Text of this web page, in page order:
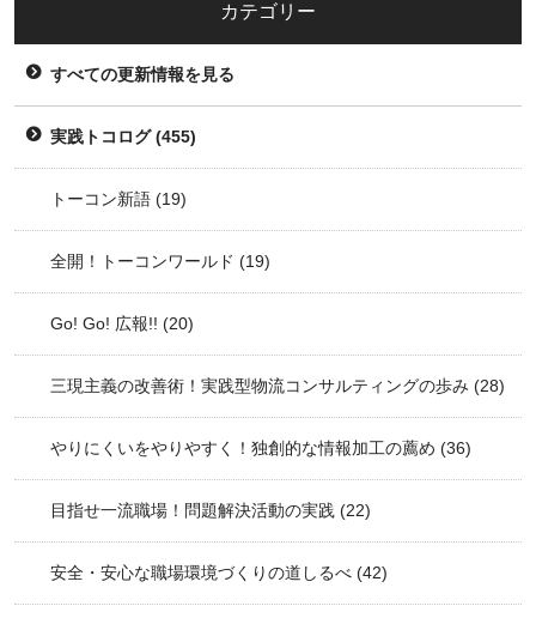
カテゴリー
すべての更新情報を見る
実践トコログ(455)
トーコン新語 (19)
全開！トーコンワールド (19)
Go! Go! 広報!! (20)
三現主義の改善術！実践型物流コンサルティングの歩み (28)
やりにくいをやりやすく！独創的な情報加工の薦め (36)
目指せ一流職場！問題解決活動の実践 (22)
安全・安心な職場環境づくりの道しるべ (42)